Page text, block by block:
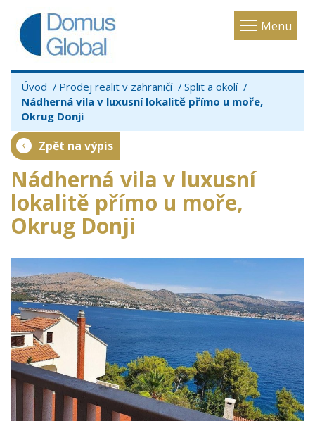
Menu
Toggle
Úvod Prodej realit v zahraničí
Split a okolí
Nádherná vila v luxusní lokalitě přímo u moře,
Okrug Donji
Zpět na výpis
Nádherná vila v luxusní
lokalitě přímo u moře,
Okrug Donji